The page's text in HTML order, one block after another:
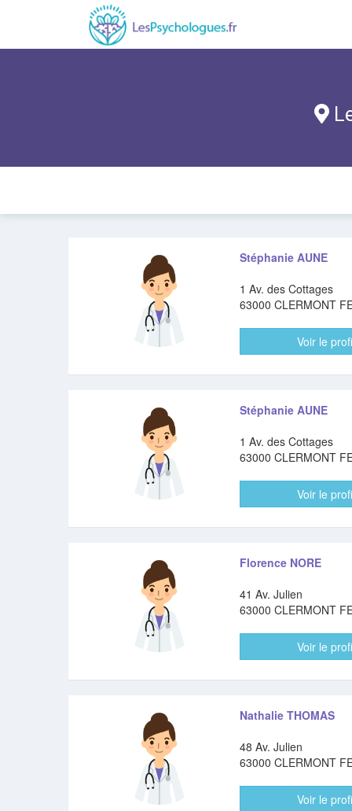
Stéphanie AUNE
1 Av. des Cottages
63000 CLERMONT
Voir le
Stéphanie AUNE
1 Av. des Cottages
63000 CLERMONT
Voir le
Florence NORE
41 Av. Julien
63000 CLERMONT
Voir le
Nathalie THOMAS
48 Av. Julien
63000 CLERMONT
Voir le